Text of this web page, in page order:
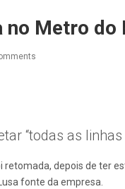
Metro
“todas as
depois de ter
fonte da empresa.